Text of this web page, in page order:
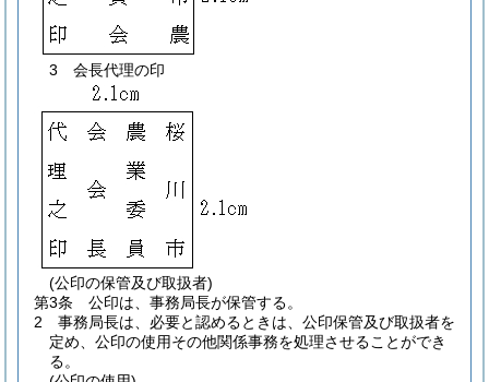
3 会長代理の印
(公印の保管及び取扱者)
第3条
公印は、事務局長が保管する。
2
事務局長は、必要と認めるときは、公印保管及び取扱者を
定め、公印の使用その他関係事務を処理させることができ
る。